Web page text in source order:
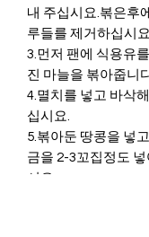
내 주십시요.볶은후
루들를 제거하십시요.
3.먼저 팬에 식용유
진 마늘을 볶아줍니
4.멸치를 넣고 바삭
십시요.
5.볶아둔 땅콩을 넣
금을 2-3꼬집정도
시요.